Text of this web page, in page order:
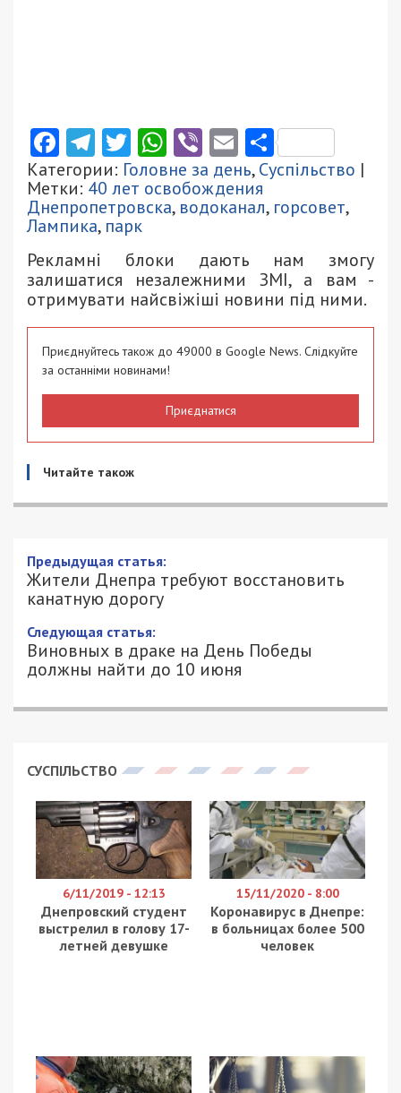
Facebook
Telegram
Twitter
WhatsApp
ViberEmail
Категории: Головне за день,Суспільство |
Метки: 40 лет освобождения
Днепропетровска, водоканал, горсовет,
Лампика, парк
Рекламні блоки дають нам змогу
залишатися незалежними ЗМІ, а вам -
отримувати найсвіжіші новини під ними.
Приєднуйтесь також до 49000 в Google News. Слідкуйте
за останніми новинами!
Приєднатися
Читайте також
Предыдущая статья:
Жители Днепра требуют восстановить
канатную дорогу
Следующая статья:
Виновных в драке на День Победы
должны найти до 10 июня
СУСПІЛЬСТВО
6/11/2019 - 12:13
Днепровский студент
выстрелил в голову 17-
летней девушке
15/11/2020 - 8:00
Коронавирус в Днепре:
в больницах более 500
человек